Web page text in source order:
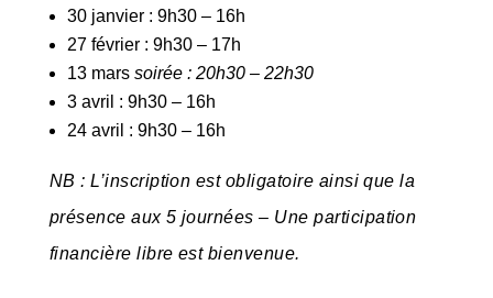
30 janvier : 9h30 – 16h
27 février : 9h30 – 17h
13 mars soirée : 20h30 – 22h30
3 avril : 9h30 – 16h
24 avril : 9h30 – 16h
NB : L’inscription est obligatoire ainsi que la
présence aux 5 journées – Une participation
financière libre est bienvenue.